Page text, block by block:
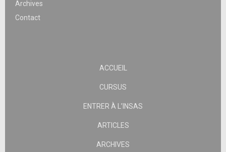
Archives
Contact
ACCUEIL
CURSUS
ENTRER À L’INSAS
ARTICLES
ARCHIVES